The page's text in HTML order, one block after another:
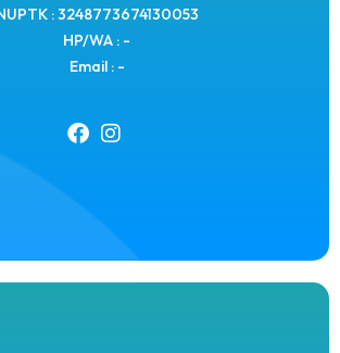
: 3248773674130053
HP/WA : -
Email : -